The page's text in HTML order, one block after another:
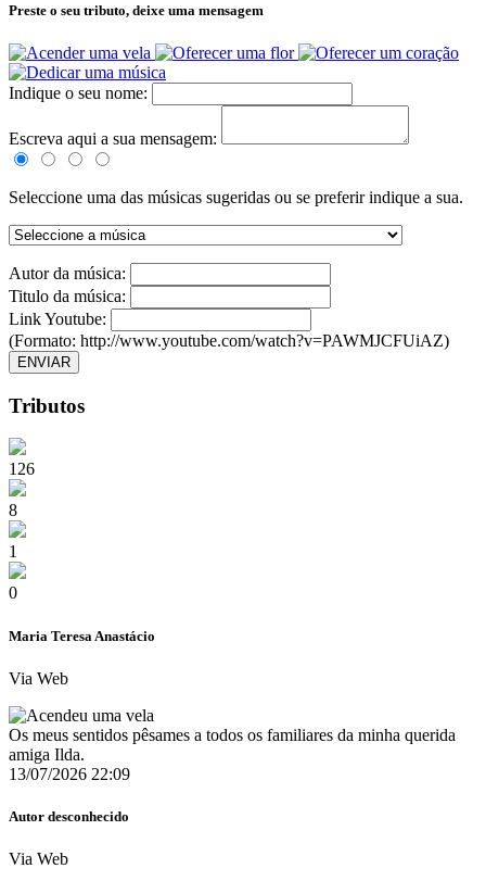
Preste o seu tributo, deixe uma mensagem
Indique o seu nome:
Escreva aqui a sua mensagem:
Seleccione uma das músicas sugeridas ou se preferir indique a sua.
Autor da música:
Titulo da música:
Link Youtube:
(Formato: http://www.youtube.com/watch?v=PAWMJCFUiAZ)
ENVIAR
Tributos
126
8
1
0
Maria Teresa Anastácio
Via Web
Os meus sentidos pêsames a todos os familiares da minha querida
amiga Ilda.
13/07/2026 22:09
Autor desconhecido
Via Web